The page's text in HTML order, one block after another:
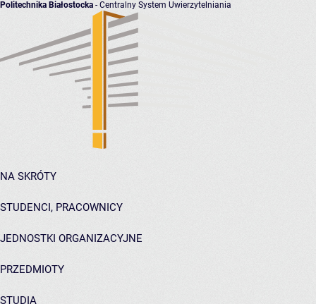
Politechnika Białostocka - Centralny System Uwierzytelniania
NA SKRÓTY
STUDENCI, PRACOWNICY
JEDNOSTKI ORGANIZACYJNE
PRZEDMIOTY
STUDIA